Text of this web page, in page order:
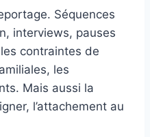
Séquences
interviews, pauses
contraintes de
les
Mais aussi la
l’attachement au